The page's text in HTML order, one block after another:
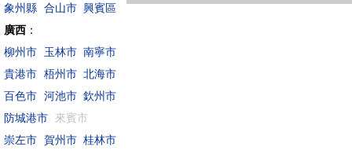
象州縣 合山市 興賓區
廣西 ：
柳州市
玉林市 南寧市
貴港市 梧州市 北海市
百色市 河池市 欽州市
防城港市
來賓市
崇左市 賀州市 桂林市